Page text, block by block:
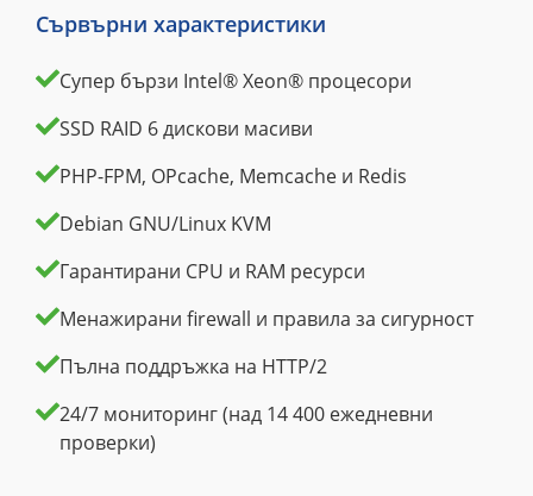
Сървърни характеристики
Супер бързи Intel® Xeon® процесори
SSD RAID 6 дискови масиви
PHP-FPM, OPcache, Memcache и Redis
Debian GNU/Linux KVM
Гарантирани CPU и RAM ресурси
Менажирани firewall и правила за сигурност
Пълна поддръжка на HTTP/2
24/7 мониторинг (над 14 400 ежедневни
проверки)